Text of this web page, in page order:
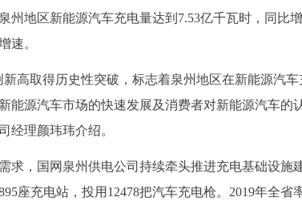
州地区新能源汽车充电量达到7.53亿千瓦时，同比
速。
高取得历史性突破，标志着泉州地区在新能源汽
能源汽车市场的快速发展及消费者对新能源汽车的
经理颜玮玮介绍。
求，国网泉州供电公司持续牵头推进充电基础设施
座充电站，投用12478把汽车充电枪。2019年全